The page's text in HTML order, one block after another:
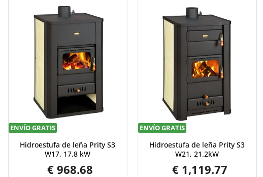
ENVÍO GRATIS
Hidroestufa de leña Prity S3
W17, 17.8 kW
€ 968.68
ENVÍO GRATIS
Hidroestufa de leña Prity S3
W21, 21.2kW
€ 1,119.77